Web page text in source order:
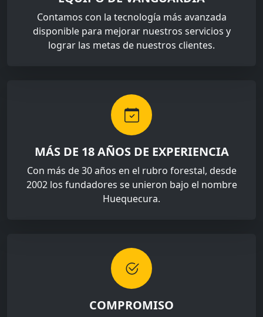
Contamos con la tecnología más avanzada
disponible para mejorar nuestros servicios y
lograr las metas de nuestros clientes.
MÁS DE 18 AÑOS DE EXPERIENCIA
Con más de 30 años en el rubro forestal, desde
2002 los fundadores se unieron bajo el nombre
Huequecura.
COMPROMISO